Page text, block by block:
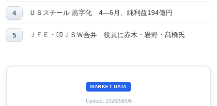
ＵＳスチール 黒字化 4―6月、純利益194億円
ＪＦＥ・印ＪＳＷ合弁 役員に赤木・岩野・髙橋氏
MARKET DATA
Update: 2026/08/06